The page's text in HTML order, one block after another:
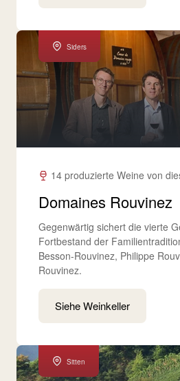
Siders
14 produzierte Weine von
Domaines Rouvinez
Gegenwärtig sichert die vierte
Fortbestand der
Besson-Rouvinez, Philippe
Rouvinez.
Siehe Weinkeller
Sitten